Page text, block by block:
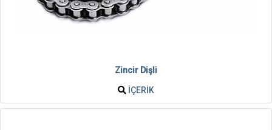
Zincir Dişli
İÇERIK